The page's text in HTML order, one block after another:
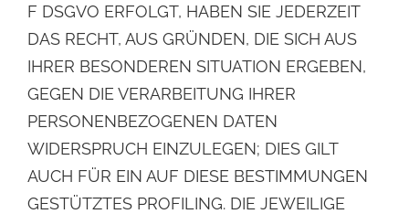
F DSGVO ERFOLGT, HABEN SIE JEDERZEIT
DAS RECHT, AUS GRÜNDEN, DIE SICH AUS
IHRER BESONDEREN SITUATION ERGEBEN,
GEGEN DIE VERARBEITUNG IHRER
PERSONENBEZOGENEN DATEN
WIDERSPRUCH EINZULEGEN; DIES GILT
AUCH FÜR EIN AUF DIESE BESTIMMUNGEN
GESTÜTZTES PROFILING. DIE JEWEILIGE